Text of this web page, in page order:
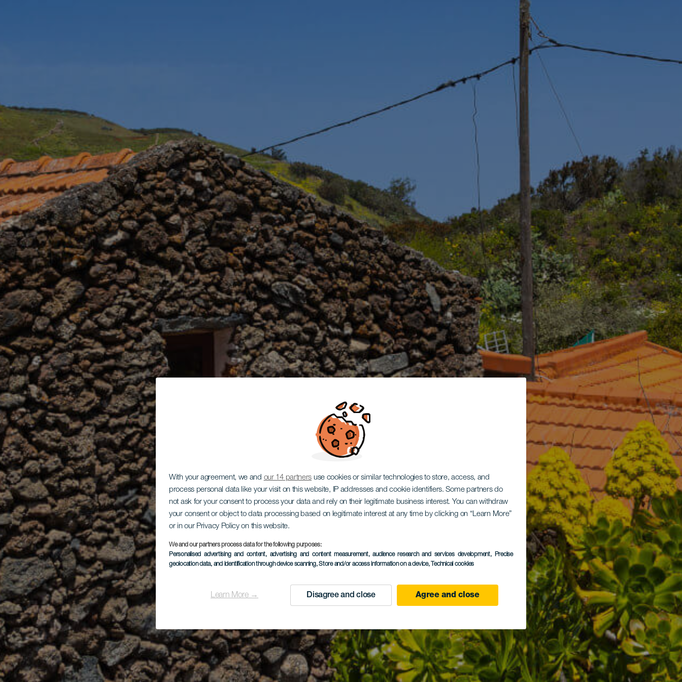
With your agreement, we and our 14 partners use cookies or similar technologies to store, access, and
process personal data like your visit on this website, IP addresses and cookie identifiers. Some partners do
not ask for your consent to process your data and rely on their legitimate business interest. You can withdraw
your consent or object to data processing based on legitimate interest at any time by clicking on “Learn More”
or in our Privacy Policy on this website.
We and our partners process data for the following purposes:
Personalised advertising and content, advertising and content measurement, audience research and services development, Precise
geolocation data, and identification through device scanning, Store and/or access information on a device, Technical cookies
Learn More → Disagree and close Agree and close